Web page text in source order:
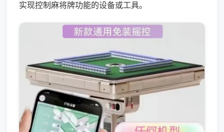
实现控制麻将牌功能的设备或工具。